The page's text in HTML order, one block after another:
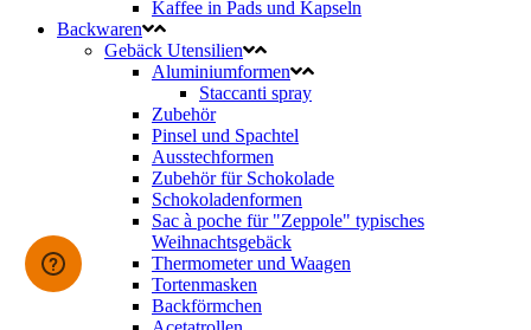
Kaffee in Pads und Kapseln
Backwaren
Gebäck Utensilien
Aluminiumformen
Staccanti spray
Zubehör
Pinsel und Spachtel
Ausstechformen
Zubehör für Schokolade
Schokoladenformen
Sac à poche für "Zeppole" typisches
Weihnachtsgebäck
Thermometer und Waagen
Tortenmasken
Backförmchen